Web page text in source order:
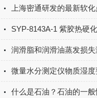
微量水分测定仪物质湿